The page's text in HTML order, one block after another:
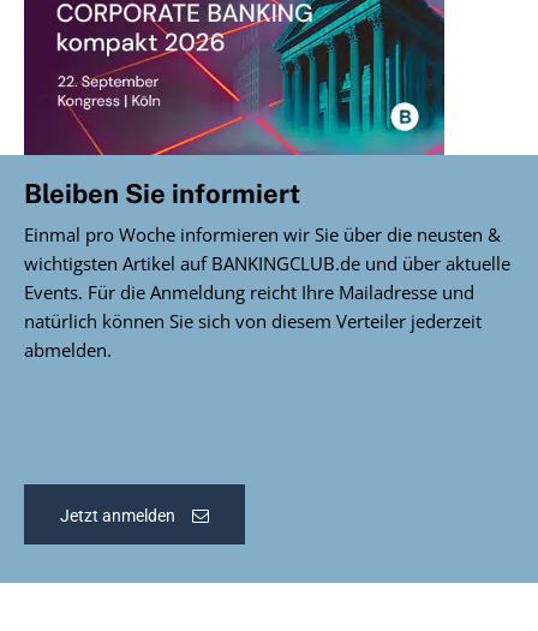
Bleiben Sie informiert
Einmal pro Woche informieren wir Sie über die neusten &
wichtigsten Artikel auf BANKINGCLUB.de und über aktuelle
Events. Für die Anmeldung reicht Ihre Mailadresse und
natürlich können Sie sich von diesem Verteiler jederzeit
abmelden.
Jetzt anmelden